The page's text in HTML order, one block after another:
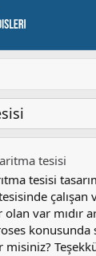
tesi̇si̇
tesisi
var mıdır
konusunda
misiniz?